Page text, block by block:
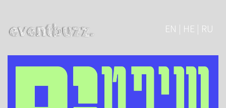
EN | HE | RU